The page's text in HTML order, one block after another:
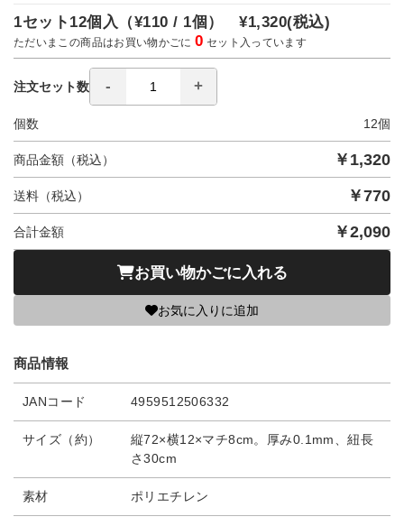
1セット12個入（¥110 / 1個）¥1,320(税込)
ただいまこの商品はお買い物かごに0 セット入っています
注文セット数
個数 12個
商品金額（税込） ￥ 1,320
送料（税込） ￥770
合計金額 ￥2,090
お買い物かごに入れる
お気に入りに追加
商品情報
JANコード 4959512506332
サイズ（約）
縦72×横12×マチ8cm。厚み0.1mm、紐長
さ30cm
素材 ポリエチレン